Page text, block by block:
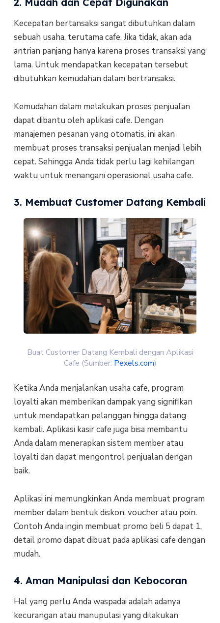
Kecepatan bertansaksi sangat dibutuhkan dalam
sebuah usaha, terutama cafe. Jika tidak, akan ada
antrian panjang hanya karena proses transaksi yang
lama. Untuk mendapatkan kecepatan tersebut
dibutuhkan kemudahan dalam bertransaksi.
Kemudahan dalam melakukan proses penjualan
dapat dibantu oleh aplikasi cafe. Dengan
manajemen pesanan yang otomatis, ini akan
membuat proses transaksi penjualan menjadi lebih
cepat. Sehingga Anda tidak perlu lagi kehilangan
waktu untuk menangani operasional usaha cafe.
3. Membuat Customer Datang Kembali
Buat Customer Datang Kembali dengan Aplikasi
Cafe (Sumber: Pexels.com)
Ketika Anda menjalankan usaha cafe, program
loyalti akan memberikan dampak yang signifikan
untuk mendapatkan pelanggan hingga datang
kembali. Aplikasi kasir cafe juga bisa membantu
Anda dalam menerapkan sistem member atau
loyalti dan dapat mengontrol penjualan dengan
baik.
Aplikasi ini memungkinkan Anda membuat program
member dalam bentuk diskon, voucher atau poin.
Contoh Anda ingin membuat promo beli 5 dapat 1,
detail promo dapat dibuat pada aplikasi cafe dengan
mudah.
4. Aman Manipulasi dan Kebocoran
Hal yang perlu Anda waspadai adalah adanya
kecurangan atau manupulasi yang dilakukan